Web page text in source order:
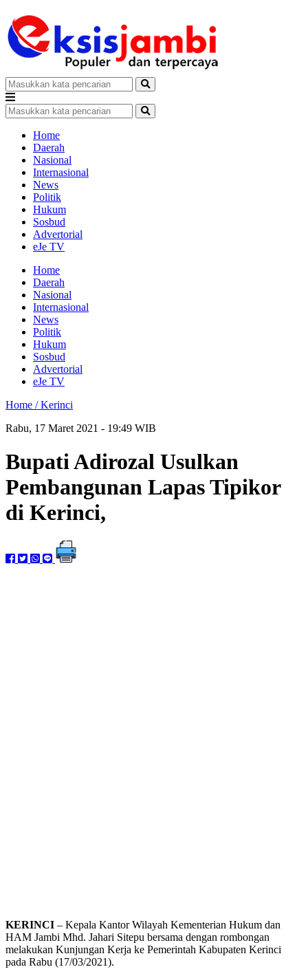
Home
Daerah
Nasional
Internasional
News
Politik
Hukum
Sosbud
Advertorial
eJe TV
Home
Daerah
Nasional
Internasional
News
Politik
Hukum
Sosbud
Advertorial
eJe TV
Home /Kerinci
Rabu, 17 Maret 2021 - 19:49 WIB
Bupati Adirozal Usulkan
Pembangunan Lapas Tipikor
di Kerinci,
KERINCI – Kepala Kantor Wilayah Kementerian Hukum dan
HAM Jambi Mhd. Jahari Sitepu bersama dengan rombongan
melakukan Kunjungan Kerja ke Pemerintah Kabupaten Kerinci
pada Rabu (17/03/2021).